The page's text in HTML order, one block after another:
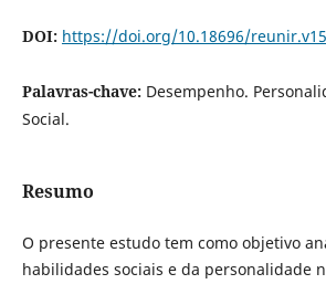
DOI: https://doi.org/10.18696/
Palavras-chave: Desempenho.
Social.
Resumo
O presente estudo tem como objetivo
habilidades sociais e da personalidade